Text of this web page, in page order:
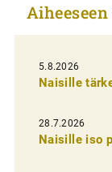
k
e
l
i
e
n
5.8.2026
Naisille
28.7.2026
Naisille iso